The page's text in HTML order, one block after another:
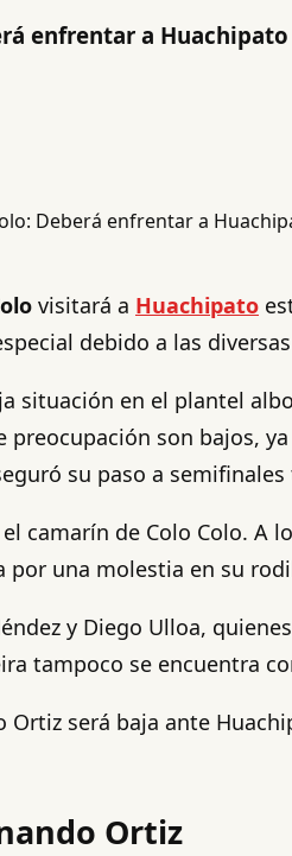
enfrentar a
visitará a Huachipato
debido a las
situación en el plantel
son bajos,
su paso a
camarín de Colo Colo. A
por una molestia en su
y Diego Ulloa,
tampoco se encuentra
Ortiz será baja ante
Ortiz